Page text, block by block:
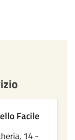
Facile
14 -